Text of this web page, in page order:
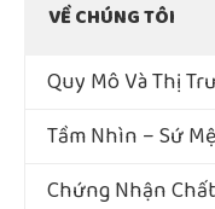
VỀ CHÚNG TÔI
Quy Mô Và Thị
Tầm Nhìn – Sứ
Chứng Nhận